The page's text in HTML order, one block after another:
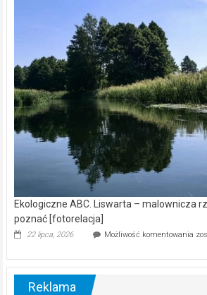
Ekologiczne ABC. Liswarta – malownicza
poznać [fotorelacja]
22 lipca, 2026 Możliwość komentowania
–
Reklama